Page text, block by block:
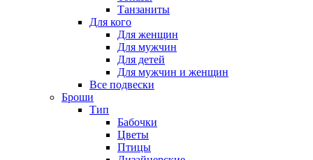
Танзаниты
Для кого
Для женщин
Для мужчин
Для детей
Для мужчин и женщин
Все подвески
Броши
Тип
Бабочки
Цветы
Птицы